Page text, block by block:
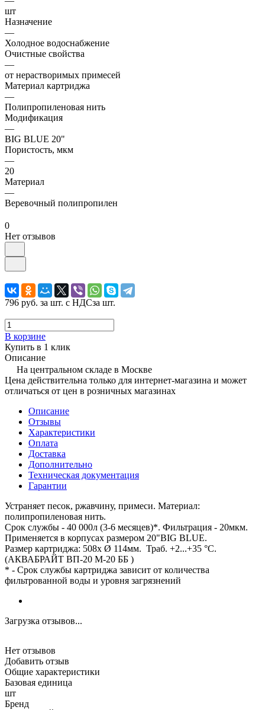
шт
Назначение
—
Холодное водоснабжение
Очистные свойства
—
от нерастворимых примесей
Материал картриджа
—
Полипропиленовая нить
Модификация
—
BIG BLUE 20"
Пористость, мкм
—
20
Материал
—
Веревочный полипропилен
0
Нет отзывов
796 руб. за шт. с НДСза шт.
В корзине
Купить в 1 клик
Описание
На центральном складе в Москве
Цена действительна только для интернет-магазина и может
отличаться от цен в розничных магазинах
Описание
Отзывы
Характеристики
Оплата
Доставка
Дополнительно
Техническая документация
Гарантии
Устраняет песок, ржавчину, примеси. Материал:
полипропиленовая нить.
Срок службы - 40 000л (3-6 месяцев)*. Фильтрация - 20мкм.
Применяется в корпусах размером 20"BIG BLUE.
Размер картриджа: 508х Ø 114мм. Траб. +2...+35 °С.
(АКВАБРАЙТ ВП-20 М-20 ББ )
* - Срок службы картриджа зависит от количества
фильтрованной воды и уровня загрязнений
Загрузка отзывов...
Нет отзывов
Добавить отзыв
Общие характеристики
Базовая единица
шт
Бренд